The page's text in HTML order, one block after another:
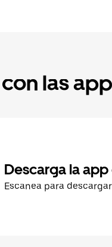
las
Descarga la
Escanea para descargar